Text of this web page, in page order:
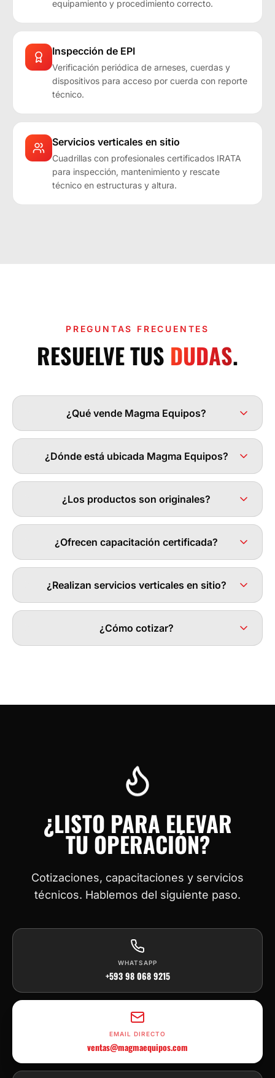
equipamiento y procedimiento correcto.
Inspección de EPI
Verificación periódica de arneses, cuerdas y
dispositivos para acceso por cuerda con reporte
técnico.
Servicios verticales en sitio
Cuadrillas con profesionales certificados IRATA
para inspección, mantenimiento y rescate
técnico en estructuras y altura.
PREGUNTAS FRECUENTES
RESUELVE TUS DUDAS.
¿Qué vende Magma Equipos?
¿Dónde está ubicada Magma Equipos?
¿Los productos son originales?
¿Ofrecen capacitación certificada?
¿Realizan servicios verticales en sitio?
¿Cómo cotizar?
¿LISTO PARA ELEVAR
TU OPERACIÓN?
Cotizaciones, capacitaciones y servicios
técnicos. Hablemos del siguiente paso.
WHATSAPP
+593 98 068 9215
EMAIL DIRECTO
ventas@magmaequipos.com